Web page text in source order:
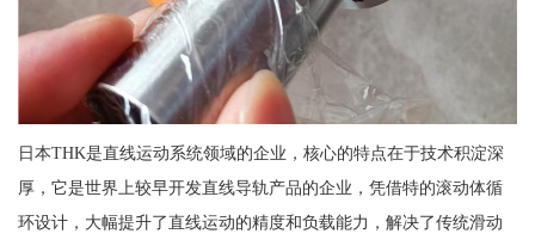
日本THK是直线运动系统领域的企业，核心的特点在于技术积淀深
厚，它是世界上较早开发直线导轨产品的企业，凭借特的滚动体循
环设计，大幅提升了直线运动的精度和负载能力，解决了传统滑动